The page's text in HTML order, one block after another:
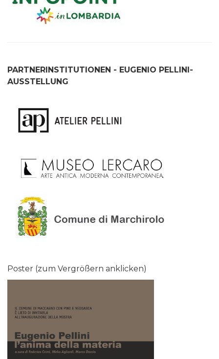
PARTNERINSTITUTIONEN - EUGENIO PELLINI-
AUSSTELLUNG
Poster (zum Vergrößern anklicken)